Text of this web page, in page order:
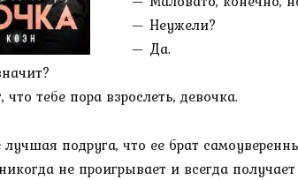
— Неужели?
— Да.
тебе пора взрослеть, девочка.
подруга, что ее брат
не проигрывает и всегда получает